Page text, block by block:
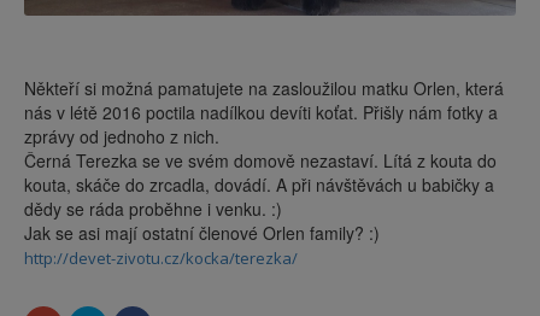
Někteří si možná pamatujete na zasloužilou matku Orlen, která
nás v létě 2016 poctila nadílkou devíti koťat. Přišly nám fotky a
zprávy od jednoho z nich.
Černá Terezka se ve svém domově nezastaví. Lítá z kouta do
kouta, skáče do zrcadla, dovádí. A při návštěvách u babičky a
dědy se ráda proběhne i venku. :)
Jak se asi mají ostatní členové Orlen family? :)
http://devet-zivotu.cz/kocka/terezka/